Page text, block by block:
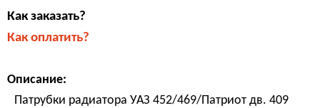
Как заказать?
Как оплатить?
Описание:
Патрубки радиатора УАЗ 452/469/Патриот дв. 409